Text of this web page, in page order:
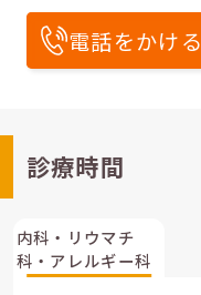
電話をかける
診療時間
内科・リウマチ
科・アレルギー科